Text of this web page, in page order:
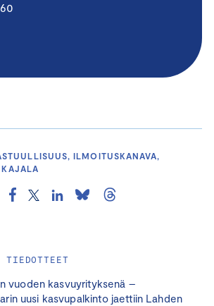
vuoden kasvuyrityksenä –
uusi kasvupalkinto jaettiin Lahden
ILMOITUSKANAVA,
KAJALA